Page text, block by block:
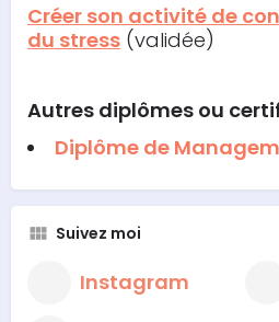
Créer son activité de
du stress (validée)
Autres diplômes ou
Diplôme de
Suivez moi
Instagram